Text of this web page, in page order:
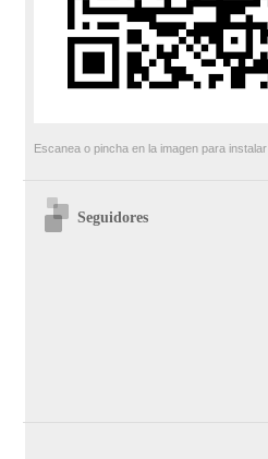
Escanea o pincha en la imagen para instalar
Seguidores